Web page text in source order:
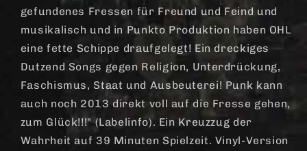
gefundenes Fressen für Freund und Feind und
musikalisch und in Punkto Produktion haben OHL
eine fette Schippe draufgelegt! Ein dreckiges
Dutzend Songs gegen Religion, Unterdrückung,
Faschismus, Staat und Ausbeuterei! Punk kann
auch noch 2013 direkt voll auf die Fresse gehen,
zum Glück!!!" (Labelinfo). Ein Kreuzzug der
Wahrheit auf 39 Minuten Spielzeit. Vinyl-Version